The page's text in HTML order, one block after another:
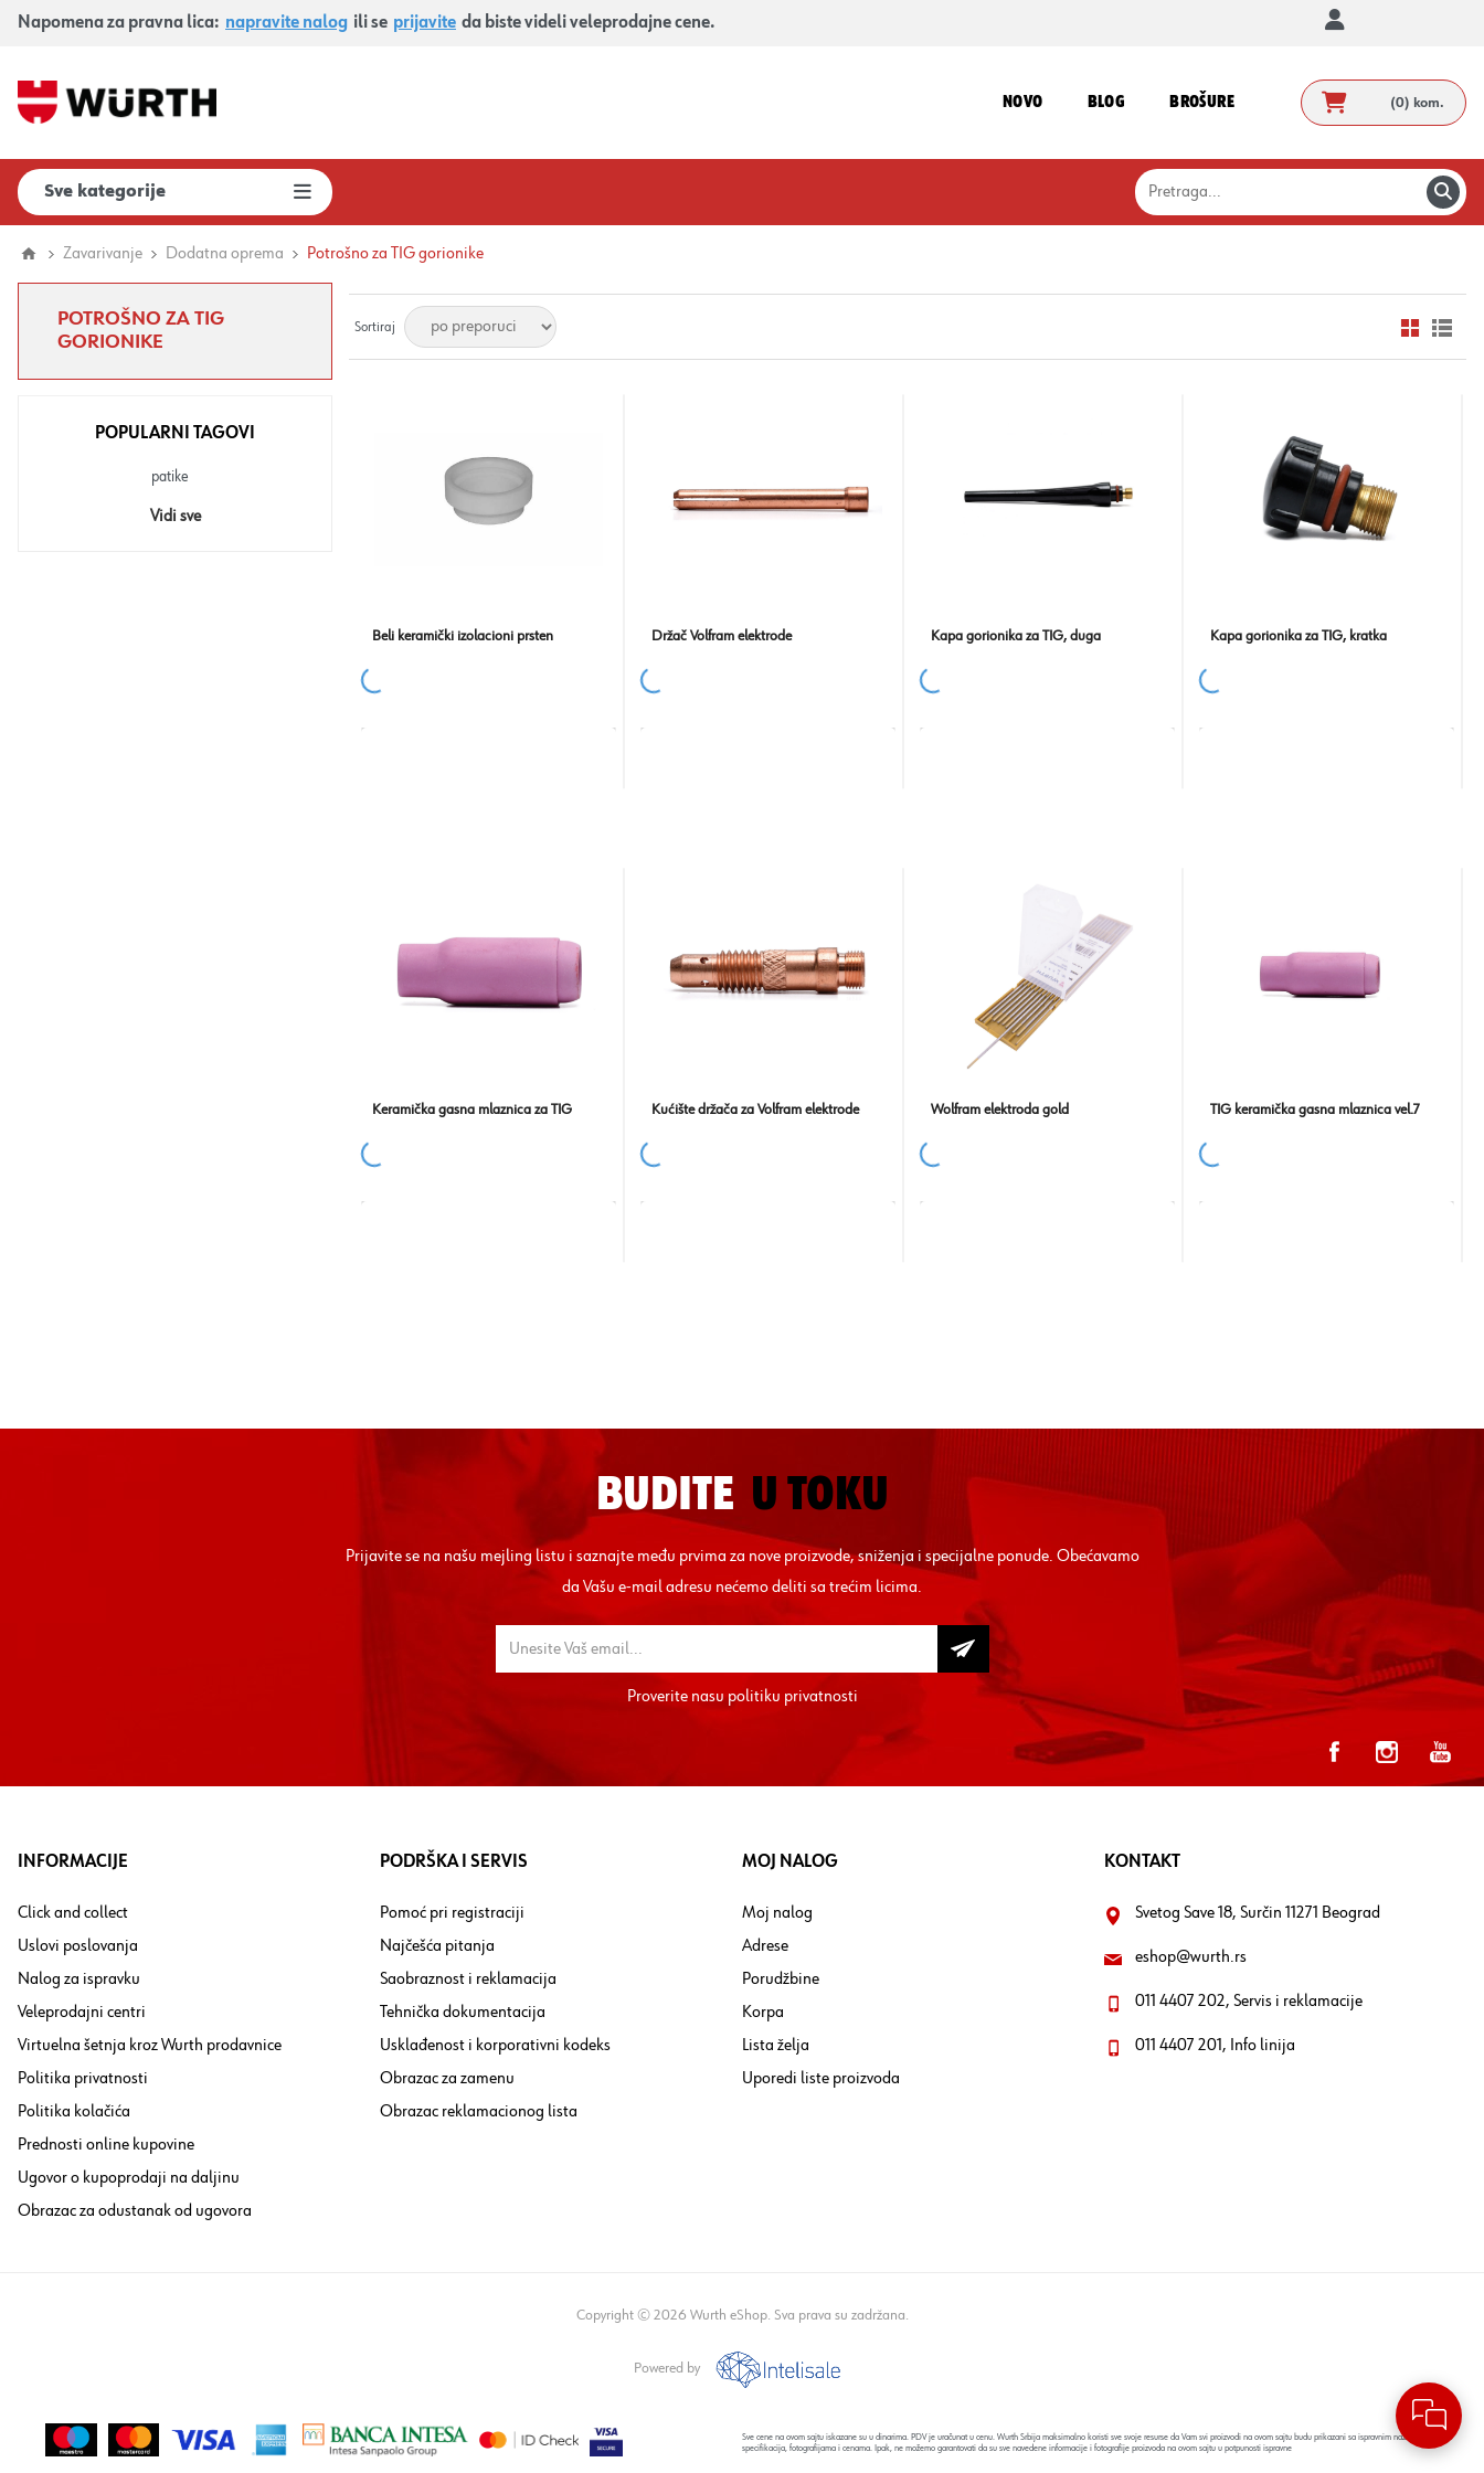
Napomena za pravna lica: napravite nalog ili se prijavite da biste videli veleprodajne cene.
NOVO BLOG BROŠURE (0) kom.
Sve kategorije
Zavarivanje Dodatna oprema Potrošno za TIG gorionike
Sortiraj
Beli keramički izolacioni prsten Držač Volfram elektrode Kapa gorionika za TIG, duga Kapa gorionika za TIG, kratka
Keramička gasna mlaznica za TIG Kućište držača za Volfram elektrode Wolfram elektroda gold TIG keramička gasna mlaznica vel.7
POTROŠNO ZA TIG
GORIONIKE
POPULARNI TAGOVI
patike
Vidi sve
BUDITE U TOKU
Prijavite se na našu mejling listu i saznajte među prvima za nove proizvode, sniženja i specijalne ponude. Obećavamo
da Vašu e-mail adresu nećemo deliti sa trećim licima.
Proverite nasupolitiku privatnosti
INFORMACIJE
Click and collect
Uslovi poslovanja
Nalog za ispravku
Veleprodajni centri
Virtuelna šetnja kroz Wurth prodavnice
Politika privatnosti
Politika kolačića
Prednosti online kupovine
Ugovor o kupoprodaji na daljinu
Obrazac za odustanak od ugovora
PODRŠKA I SERVIS
Pomoć pri registraciji
Najčešća pitanja
Saobraznost i reklamacija
Tehnička dokumentacija
Usklađenost i korporativni kodeks
Obrazac za zamenu
Obrazac reklamacionog lista
MOJ NALOG
Moj nalog
Adrese
Porudžbine
Korpa
Lista želja
Uporedi liste proizvoda
KONTAKT
Svetog Save 18, Surčin 11271 Beograd
eshop@wurth.rs
011 4407 202, Servis i reklamacije
011 4407 201, Info linija
Copyright © 2026 Wurth eShop. Sva prava su zadržana.
Powered by
Sve cene na ovom sajtu iskazane su u dinarima. PDV je uračunat u cenu. Wurth Srbija maksimalno koristi sve svoje resurse da Vam svi proizvodi na ovom sajtu budu prikazani sa ispravnim nazivima
specifikacija, fotografijama i cenama. Ipak, ne možemo garantovati da su sve navedene informacije i fotografije proizvoda na ovom sajtu u potpunosti ispravne